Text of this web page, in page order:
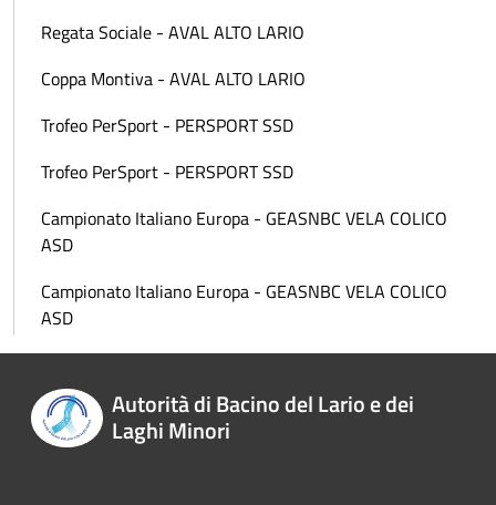
Regata Sociale - AVAL ALTO LARIO
Coppa Montiva - AVAL ALTO LARIO
Trofeo PerSport - PERSPORT SSD
Trofeo PerSport - PERSPORT SSD
Campionato Italiano Europa - GEASNBC VELA COLICO
ASD
Campionato Italiano Europa - GEASNBC VELA COLICO
ASD
Autorità di Bacino del Lario e dei
Laghi Minori